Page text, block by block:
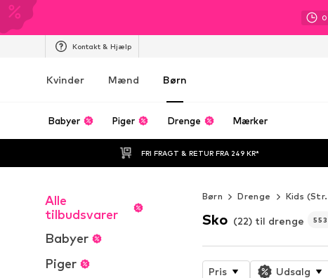
Kontakt & Hjælp
Kvinder Mænd Børn
Babyer Piger Drenge Mærker
FRI FRAGT & RETUR FRA 249 KR*
Alle
tilbudsvarer
Babyer
Piger
Børn Drenge Kids
Sko (22) til drenge 553
Pris Udsalg